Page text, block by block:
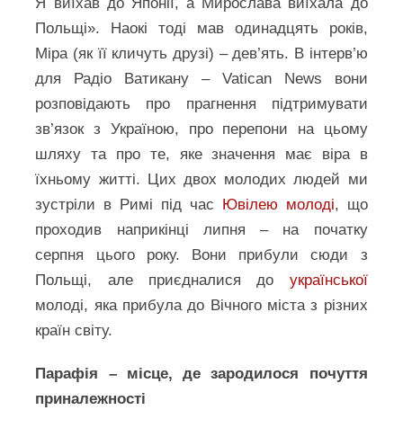
Польщі». Наокі тоді мав одинадцять років,
Міра (як її кличуть друзі) – дев’ять. В інтерв’ю
для Радіо Ватикану – Vatican News вони
розповідають про прагнення підтримувати
зв’язок з Україною, про перепони на цьому
шляху та про те, яке значення має віра в
їхньому житті. Цих двох молодих людей ми
зустріли в Римі під час Ювілею молоді, що
проходив наприкінці липня – на початку
серпня цього року. Вони прибули сюди з
Польщі, але приєдналися до української
молоді, яка прибула до Вічного міста з різних
країн світу.
Парафія – місце, де зародилося почуття
приналежності